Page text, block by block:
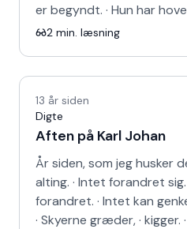
er begyndt. · Hun har
2 min. læsning
13 år siden
Digte
Aften på Karl Johan
År siden, som jeg husker
alting. · Intet forandret
forandret. · Intet kan
· Skyerne græder, · kigger.